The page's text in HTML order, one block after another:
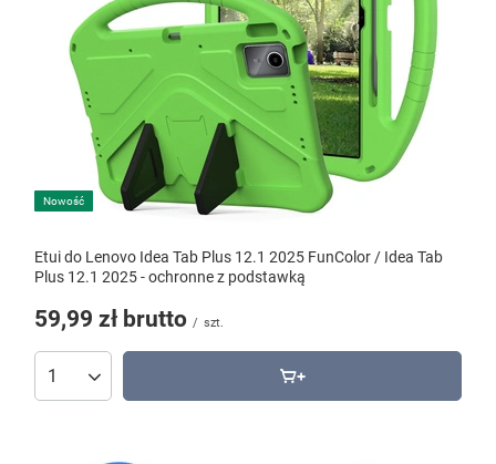
Nowość
Etui do Lenovo Idea Tab Plus 12.1 2025 FunColor / Idea Tab
Plus 12.1 2025 - ochronne z podstawką
59,99 zł brutto / szt.